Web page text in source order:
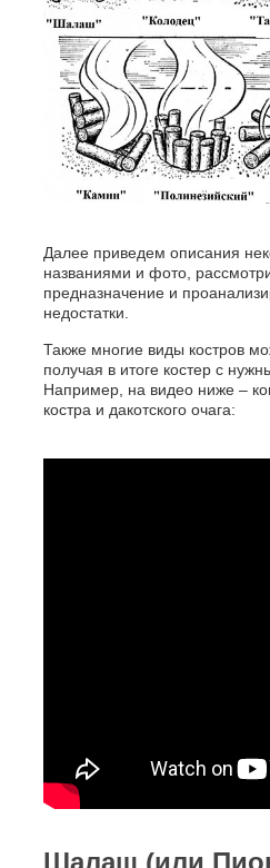
Далее приведем описания
названиями и фото,
предназначение и
недостатки.
Также многие виды костров
получая в итоге костер с
Например, на видео ниже –
костра и дакотского очага: